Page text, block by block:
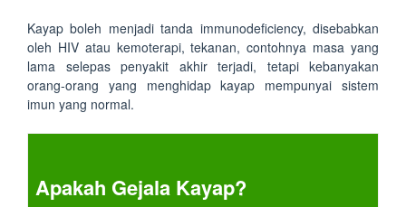
Kayap boleh menjadi tanda immunodeficiency, disebabkan
oleh HIV atau kemoterapi, tekanan, contohnya masa yang
lama selepas penyakit akhir terjadi, tetapi kebanyakan
orang-orang yang menghidap kayap mempunyai sistem
imun yang normal.
Apakah Gejala Kayap?